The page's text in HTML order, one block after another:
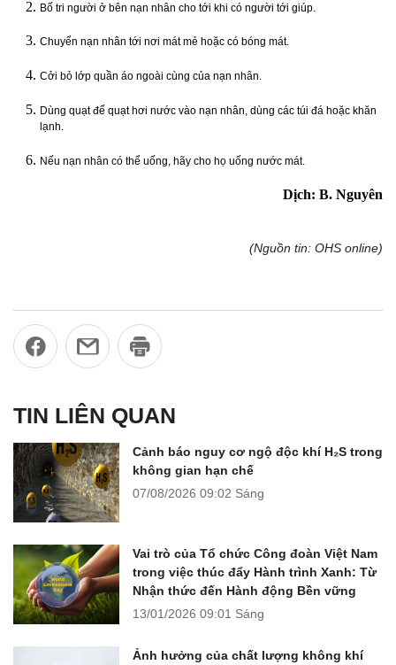
Bố tri người ở bên nạn nhân cho tới khi có người tới giúp.
Chuyển nạn nhân tới nơi mát mẻ hoặc có bóng mát.
Cởi bỏ lớp quần áo ngoài cùng của nạn nhân.
Dùng quạt để quạt hơi nước vào nạn nhân, dùng các túi đá hoặc khăn
lạnh.
Nếu nạn nhân có thể uống, hãy cho họ uống nước mát.
Dịch: B. Nguyên
(Nguồn tin: OHS online)
TIN LIÊN QUAN
Cảnh báo nguy cơ ngộ độc khí H₂S trong
không gian hạn chế
07/08/2026 09:02 Sáng
Vai trò của Tổ chức Công đoàn Việt Nam
trong việc thúc đẩy Hành trình Xanh: Từ
Nhận thức đến Hành động Bền vững
13/01/2026 09:01 Sáng
Ảnh hưởng của chất lượng không khí